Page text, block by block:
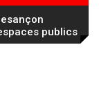
publics